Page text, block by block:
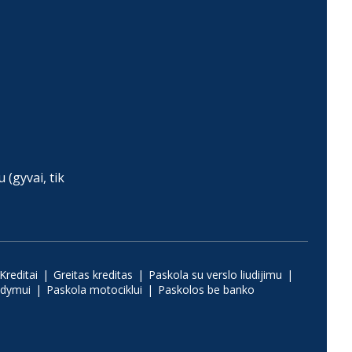
(gyvai, tik
Kreditai Greitas kreditas
Paskola su verslo liudijimu
Paskola motociklui Paskolos be banko